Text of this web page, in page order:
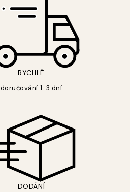
RYCHLÉ
doručování 1-3 dní
DODÁNÍ